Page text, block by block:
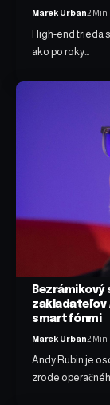
Marek Urban2 Min
High-end trieda
ako po roky…
zakladateľov
smartfónmi
Marek Urban2 Min
Andy Rubin je
zrode